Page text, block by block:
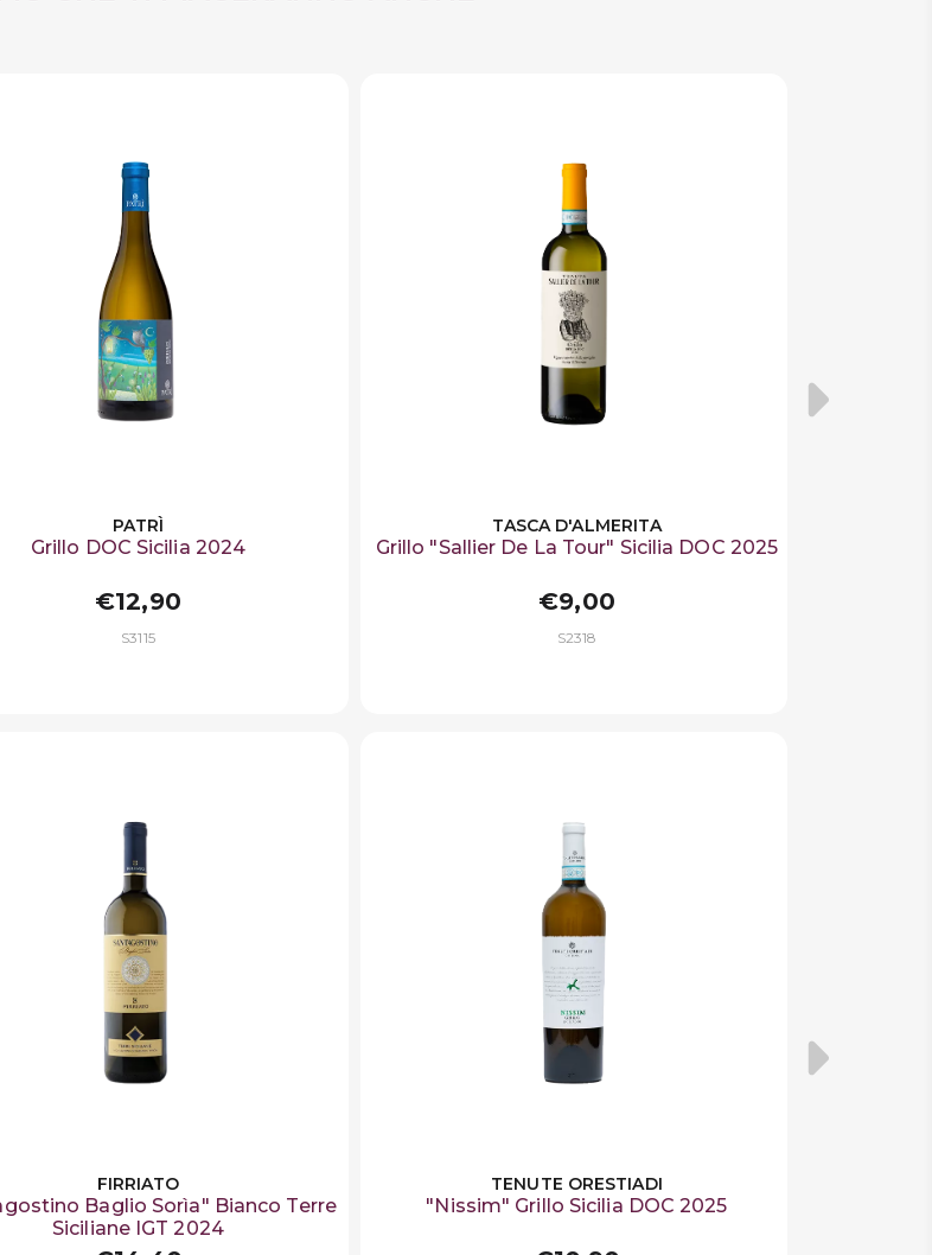
PATRÌ
Grillo DOC Sicilia 2024
€12,90
S3115
TASCA D'ALMERITA
Grillo "Sallier De La Tour" Sicilia DOC 2025
€9,00
S2318
FIRRIATO
Baglio Sorìa" Bianco Terre
Siciliane IGT 2024
TENUTE ORESTIADI
"Nissim" Grillo Sicilia DOC 2025